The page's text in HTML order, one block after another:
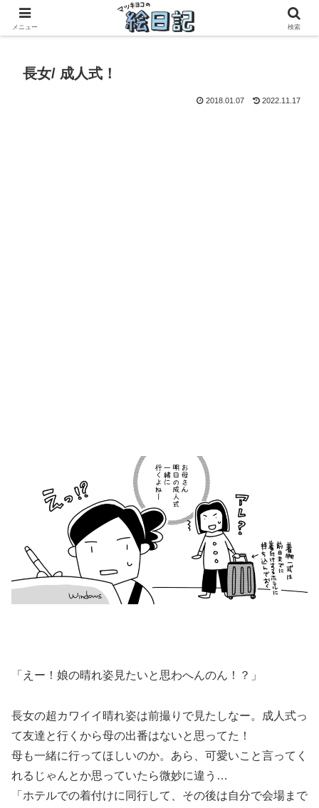
滋賀に移住した50代元主婦、フリーランス×パートの毎日
長女/ 成人式！
2018.01.07 2022.11.17
「えー！娘の晴れ姿見たいと思わへんのん！？」
長女の超カワイイ晴れ姿は前撮りで見たしなー。成人式っ
て友達と行くから母の出番はないと思ってた！
母も一緒に行ってほしいのか。あら、可愛いこと言ってく
れるじゃんとか思っていたら微妙に違う…
「ホテルでの着付けに同行して、その後は自分で会場まで
メニュー 検索